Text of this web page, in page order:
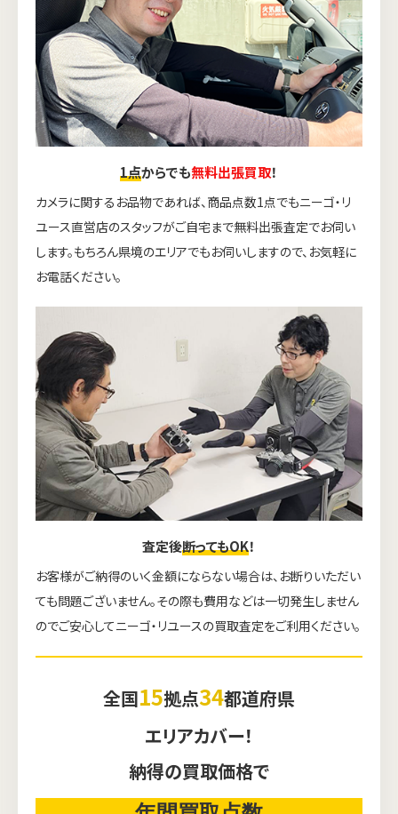
かんたん査定見積 0120-1212-25
1点からでも無料出張買取！
カメラに関するお品物であれば、商品点数1点でもニーゴ・リ
ユース直営店のスタッフがご自宅まで無料出張査定でお伺い
します。もちろん県境のエリアでもお伺いしますので、お気軽に
お電話ください。
査定後断ってもOK！
お客様がご納得のいく金額にならない場合は、お断りいただい
ても問題ございません。その際も費用などは一切発生しません
のでご安心してニーゴ・リユースの買取査定をご利用ください。
全国15拠点34都道府県
エリアカバー！
納得の買取価格で